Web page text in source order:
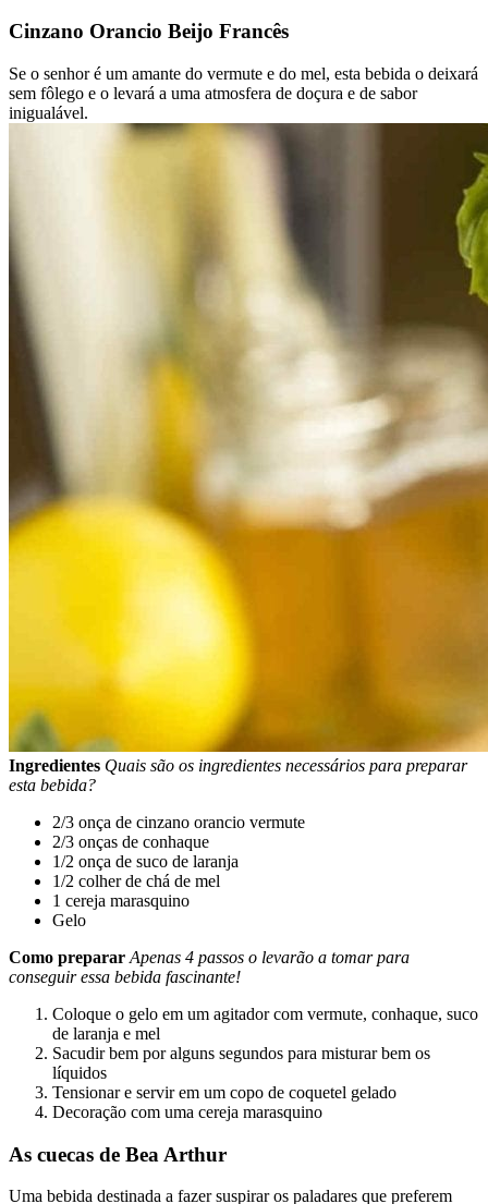
Cinzano Orancio Beijo Francês
Se o senhor é um amante do vermute e do mel, esta bebida o deixará
sem fôlego e o levará a uma atmosfera de doçura e de sabor
inigualável.
Ingredientes Quais são os ingredientes necessários para preparar
esta bebida?
2/3 onça de cinzano orancio vermute
2/3 onças de conhaque
1/2 onça de suco de laranja
1/2 colher de chá de mel
1 cereja marasquino
Gelo
Como preparar Apenas 4 passos o levarão a tomar para
conseguir essa bebida fascinante!
Coloque o gelo em um agitador com vermute, conhaque, suco
de laranja e mel
Sacudir bem por alguns segundos para misturar bem os
líquidos
Tensionar e servir em um copo de coquetel gelado
Decoração com uma cereja marasquino
As cuecas de Bea Arthur
Uma bebida destinada a fazer suspirar os paladares que preferem